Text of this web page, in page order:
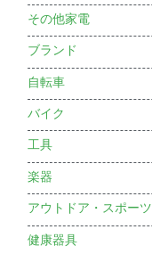
その他家電
ブランド
自転車
バイク
工具
楽器
アウトドア・スポーツ
健康器具